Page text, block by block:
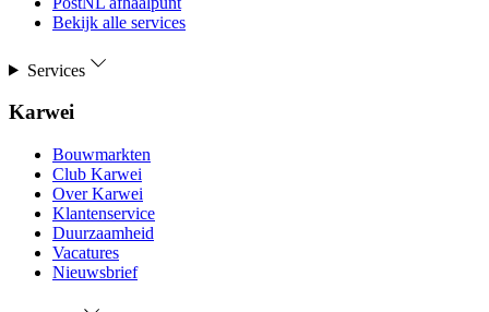
Bekijk alle services
Services
Karwei
Bouwmarkten
Club Karwei
Over Karwei
Klantenservice
Duurzaamheid
Vacatures
Nieuwsbrief